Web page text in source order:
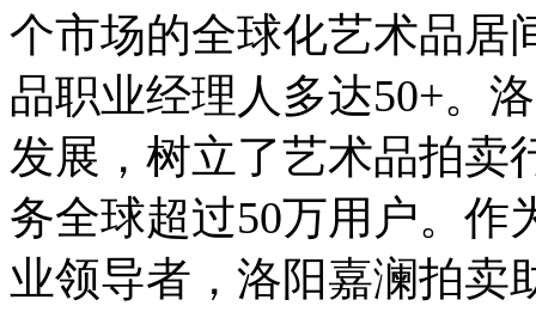
个市场的全球化艺术品居
品职业经理人多达50+。
发展，树立了艺术品拍卖
务全球超过50万用户。作
业领导者，洛阳嘉澜拍卖